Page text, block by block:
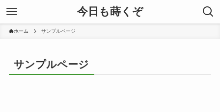
今日も蒔くぞ
ホーム サンプルページ
サンプルページ